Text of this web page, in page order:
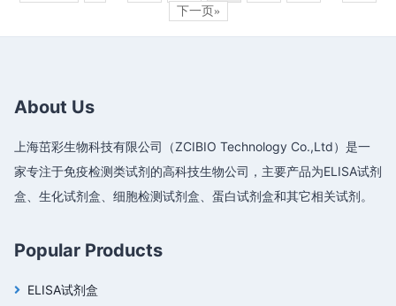
下一页»
About Us
上海茁彩生物科技有限公司（ZCIBIO Technology Co.,Ltd）是一
家专注于免疫检测类试剂的高科技生物公司，主要产品为ELISA试剂
盒、生化试剂盒、细胞检测试剂盒、蛋白试剂盒和其它相关试剂。
Popular Products
ELISA试剂盒